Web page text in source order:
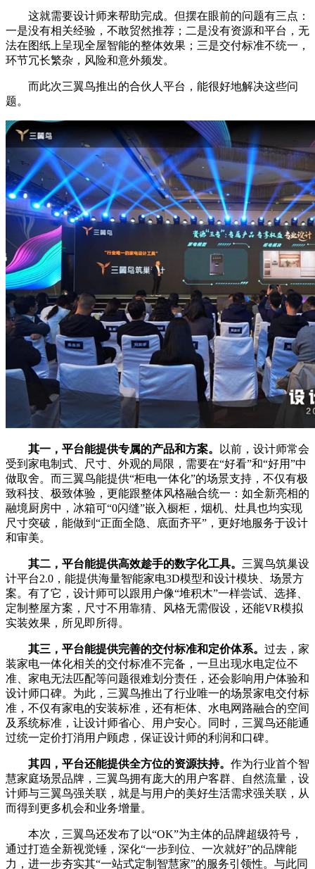
这就需要设计师来帮助完成。但摆在眼前的问题有三点：
一是没有相关经验，不敢贸然推荐；二是没有资源和平台，无
法在图纸上呈现全屋智能的整体效果；三是交付标准不统一，
环节冗长繁杂，风险和意外频发。
而此次三翼鸟推出的合伙人平台，能很好地解决这些问
题。
其一，平台能提供专属的产品和方案。
以前，设计师常会
受到家电制式、尺寸、外观的局限，需要在“好看”和“好用”中
做取舍。而三翼鸟能提供“柜电一体化”的场景支持，不仅有极
致科技、极致体验，更能跟整体风格融合统一：如全新亮相的
融境厨房中，冰箱可“0闪缝”嵌入橱柜，烟机、灶具也均实现
尺寸突破，能做到“正面全隐、底面齐平”，更好地服务于设计
和审美。
其二，平台能提供高效趁手的数字化工具。 三翼鸟筑巢设
计平台2.0，能提供海量智能家电3D模型和设计模块、场景方
案。有了它，设计师可以跟用户像“堆积木”一样尝试、选择、
定制整屋方案，尺寸不用靠猜、风格无需假设，还能VR模拟
实装效果，所见即所得。
其三，平台能提供完善的交付标准和定价体系。 过去，家
装家电一体化相关的交付标准不完备，一旦出现水电定位不
准、家电无法匹配等问题很难划分责任，还会影响用户体验和
设计师口碑。为此，三翼鸟推出了行业唯一的场景家电交付标
准，不仅有家电的安装标准，还有柜体、水电网路融合的空间
及系统标准，让设计师省心、用户安心。同时，三翼鸟还能通
过统一定价打消用户顾虑，保证设计师的利润和口碑。
其四，平台还能提供全方位的资源扶持。 作为行业首个智
慧家庭场景品牌，三翼鸟拥有庞大的用户客群、自然流量，设
计师与三翼鸟强关联，就是与用户的美好生活需求强关联，从
而得到更多机会和业务增量。
本次，三翼鸟还发布了以“OK”为主体的品牌超级符号，
通过打造全新视觉锤，深化“一步到位、一次就好”的品牌能
力，进一步夯实其“一站式定制智慧家”的服务引领性。与此同